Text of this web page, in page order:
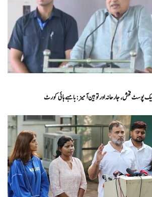
فحش، جارحانہ اور توہین آمیز:بامبے ہائی کورٹ